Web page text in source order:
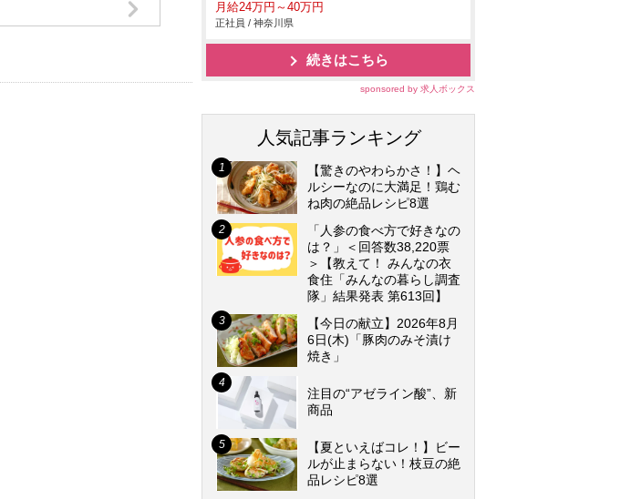
月給24万円～40万円
正社員 / 神奈川県
続きはこちら
sponsored by 求人ボックス
人気記事ランキング
【驚きのやわらかさ！】ヘ
ルシーなのに大満足！鶏む
ね肉の絶品レシピ8選
「人参の食べ方で好きなの
は？」＜回答数38,220票
＞【教えて！ みんなの衣
食住「みんなの暮らし調査
隊」結果発表 第613回】
【今日の献立】2026年8月
6日(木)「豚肉のみそ漬け
焼き」
注目の“アゼライン酸”、新
商品
【夏といえばコレ！】ビー
ルが止まらない！枝豆の絶
品レシピ8選